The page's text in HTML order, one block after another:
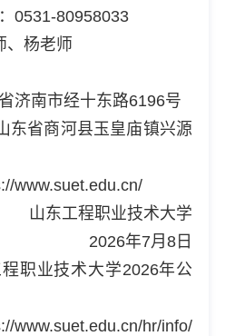
0531-80958033
、杨老师
济南市经十东路6196号
东省商河县玉皇庙镇兴源
www.suet.edu.cn/
山东工程职业技术大学
2026年7月8日
职业技术大学2026年公
www.suet.edu.cn/hr/info/